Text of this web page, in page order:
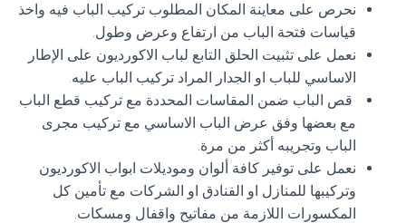
نحرص على معاينة المكان المطلوب تركيب الباب فيه واخذ
قياسات فتحة الباب من ارتفاع وعرض وطول.
نعمل على تثبيت الحلق التابع لباب الاكورديون على الإطار
الاساسي للباب او الجدار المراد تركيب الباب عليه.
قص الباب ضمن المقاسات المحددة مع تركيب قطع الباب
مع بعضها وفق عرض الباب الاساسي مع تركيب مجرى
الباب وتجريبه أكثر من مرة.
نعمل على توفير كافة ألوان وموديلات ابواب الاكورديون
وتركيبها للمنازل او الفنادق او الشركات مع تأمين كل
المكسورات اللازمة من مفاتيح واقفال ومسكات.